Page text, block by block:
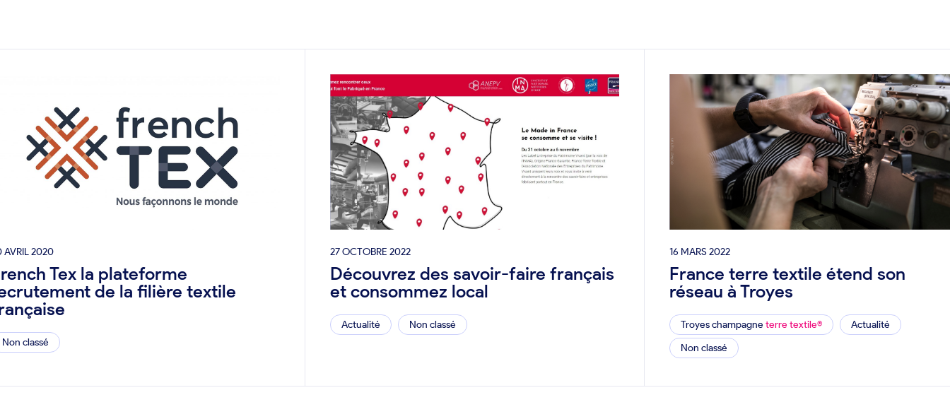
AVRIL 2020
Tex la plateforme
de la filière textile
Non classé
27 OCTOBRE 2022
Découvrez des savoir-faire français
et consommez local
Actualité Non classé
16 MARS 2022
France terre textile étend son
réseau à Troyes
Troyes champagne terre textile®
Actualité
Non classé